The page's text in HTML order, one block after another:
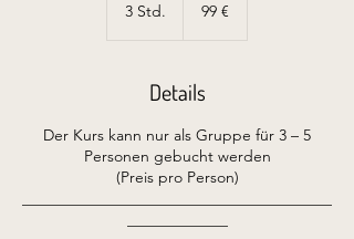
3 Std.
.
99 €
Details
Der Kurs kann nur als Gruppe für 3 – 5
Personen gebucht werden
(Preis pro Person)